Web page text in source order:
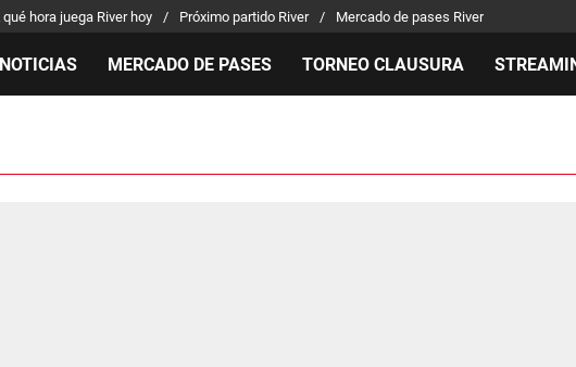
qué hora juega River hoy Próximo partido River Mercado de pases River
MERCADO DE PASES TORNEO CLAUSURA